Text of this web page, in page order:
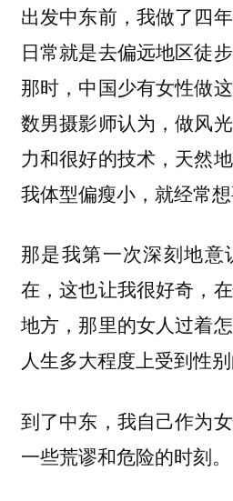
出发中东前，我做了四
日常就是去偏远地区徒
那时，中国少有女性做
数男摄影师认为，做风
力和很好的技术，天然
我体型偏瘦小，就经常想
那是我第一次深刻地
在，这也让我很好奇，
地方，那里的女人过着
人生多大程度上受到性
到了中东，我自己作为
一些荒谬和危险的时刻。